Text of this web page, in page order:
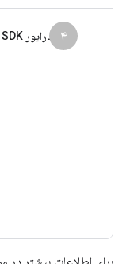
۴